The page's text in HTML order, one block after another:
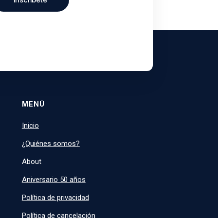
MENÚ
Inicio
¿Quiénes somos?
About
Aniversario 50 años
Política de privacidad
Política de cancelación